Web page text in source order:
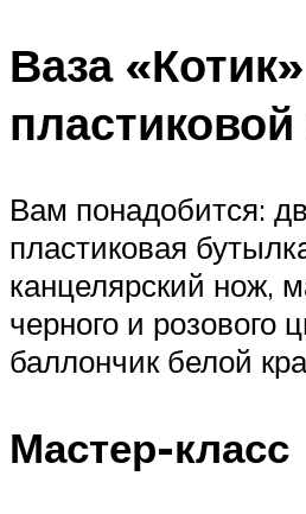
Ваза
Вам понадобится:
пластиковая
канцелярский нож,
черного и розового
баллончик белой
Мастер-класс